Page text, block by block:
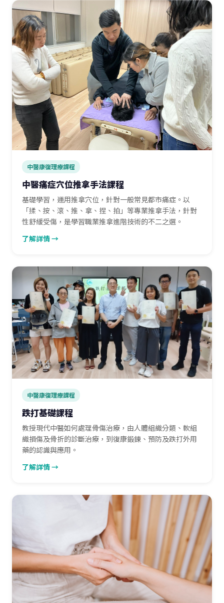
中醫康復理療課程
中醫痛症穴位推拿手法課程
基礎學習，運用推拿穴位，針對一般常見都市痛症。以
「揉、按、滾、推、拿、捏、拍」等專業推拿手法，針對
性舒緩受傷，是學習職業推拿進階技術的不二之選。
了解詳情 →
中醫康復理療課程
跌打基礎課程
教授現代中醫如何處理骨傷治療，由人體組織分類、軟組
織損傷及骨折的診斷治療，到復康鍛鍊、預防及跌打外用
藥的認識與應用。
了解詳情 →